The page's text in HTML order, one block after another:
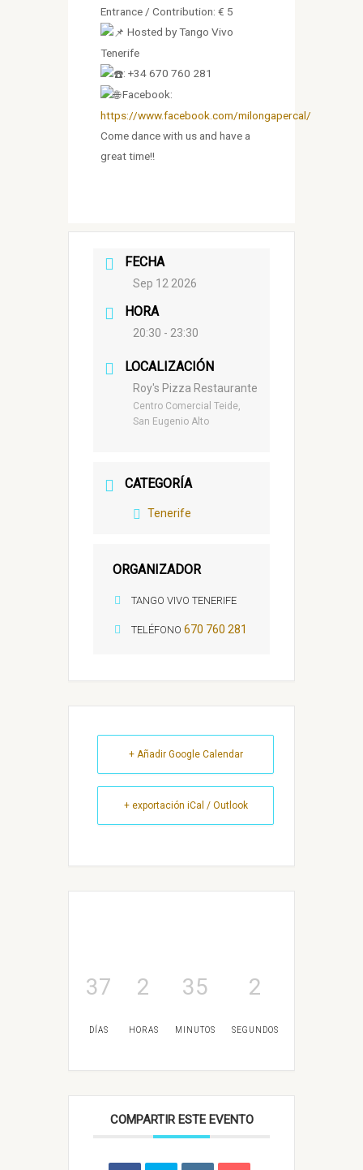
Entrance / Contribution: € 5
Hosted by Tango Vivo
Tenerife
: +34 670 760 281
Facebook:
https://www.facebook.com/milongapercal/
Come dance with us and have a
great time!!
FECHA
Sep 12 2026
HORA
20:30 - 23:30
LOCALIZACIÓN
Roy's Pizza Restaurante
Centro Comercial Teide,
San Eugenio Alto
CATEGORÍA
Tenerife
ORGANIZADOR
TANGO VIVO TENERIFE
TELÉFONO 670 760 281
+ Añadir Google Calendar
+ exportación iCal / Outlook
37
DÍAS
2
HORAS
35
MINUTOS
2
SEGUNDOS
COMPARTIR ESTE EVENTO